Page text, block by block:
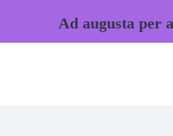
Ad augusta per